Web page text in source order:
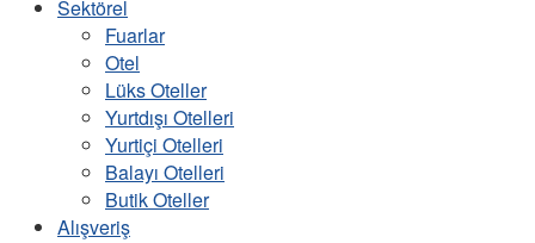
Sektörel
Fuarlar
Otel
Lüks Oteller
Yurtdışı Otelleri
Yurtiçi Otelleri
Balayı Otelleri
Butik Oteller
Alışveriş